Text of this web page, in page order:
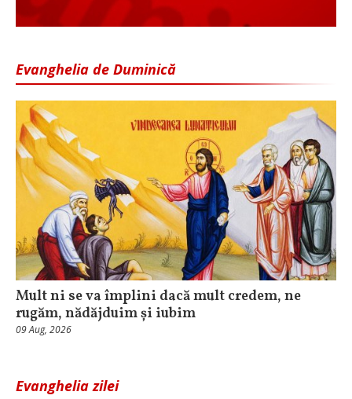
Evanghelia de Duminică
Mult ni se va împlini dacă mult credem, ne
rugăm, nădăjduim și iubim
09 Aug, 2026
Evanghelia zilei